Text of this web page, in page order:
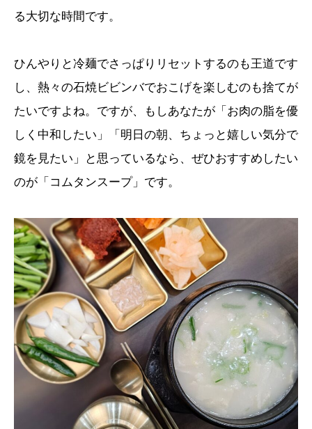
る大切な時間です。
ひんやりと冷麺でさっぱりリセットするのも王道です
し、熱々の石焼ビビンバでおこげを楽しむのも捨てが
たいですよね。ですが、もしあなたが「お肉の脂を優
しく中和したい」「明日の朝、ちょっと嬉しい気分で
鏡を見たい」と思っているなら、ぜひおすすめしたい
のが「コムタンスープ」です。